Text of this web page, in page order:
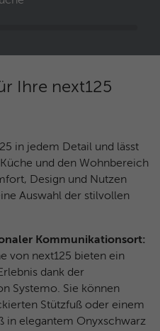
Ihre next125
in jedem Detail und lässt
und den Wohnbereich
Design und Nutzen
Auswahl der stilvollen
Kommunikationsort:
von next125 bieten ein
dank der
Systemo. Sie können
Stützfuß oder einem
in elegantem Onyxschwarz
und so den Server
an verschiedenen Stellen im
wird.
Cookies wie das NID-
um Werbung in